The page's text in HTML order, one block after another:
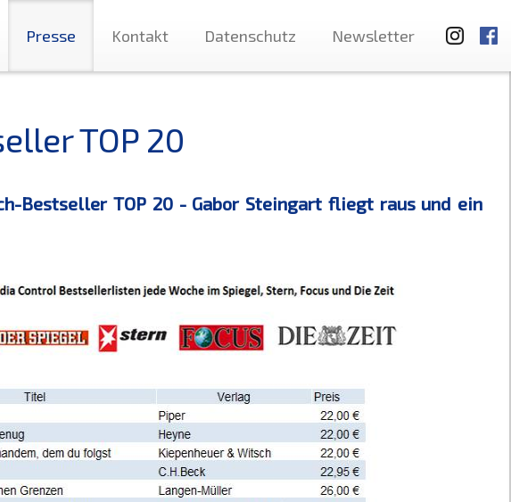
Presse Kontakt Datenschutz Newsletter
TOP 20
Bestseller TOP 20 - Gabor Steingart fliegt raus und ein